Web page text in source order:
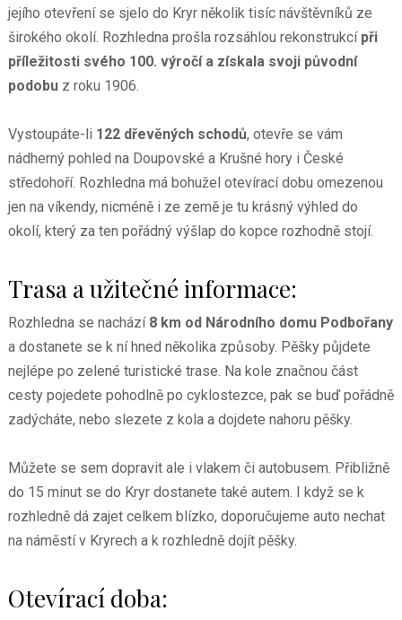
jejího otevření se sjelo do Kryr několik tisíc návštěvníků ze
širokého okolí. Rozhledna prošla rozsáhlou rekonstrukcípři
příležitosti svého 100. výročí a získala svoji původní
podobuz roku 1906.
Vystoupáte-li 122 dřevěných schodů, otevře se vám
nádherný pohled na Doupovské a Krušné hory i České
středohoří. Rozhledna má bohužel otevírací dobu omezenou
jen na víkendy, nicméně i ze země je tu krásný výhled do
okolí, který za ten pořádný výšlap do kopce rozhodně stojí.
Trasa a užitečné informace:
Rozhledna se nachází 8 km od Národního domu Podbořany
a dostanete se k ní hned několika způsoby. Pěšky půjdete
nejlépe po zelené turistické trase. Na kole značnou část
cesty pojedete pohodlně po cyklostezce, pak se buď pořádně
zadýcháte, nebo slezete z kola a dojdete nahoru pěšky.
Můžete se sem dopravit ale i vlakem či autobusem. Přibližně
do 15 minut se do Kryr dostanete také autem. I když se k
rozhledně dá zajet celkem blízko, doporučujeme auto nechat
na náměstí v Kryrech a k rozhledně dojít pěšky.
Otevírací doba: